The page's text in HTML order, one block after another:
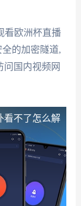
看欧洲杯直播
的加密隧道,
问国内视频网
看不了怎么解